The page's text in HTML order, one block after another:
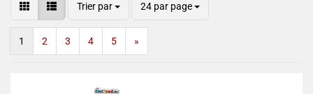
Trier par 24 par page
1 2 3 4 5 »